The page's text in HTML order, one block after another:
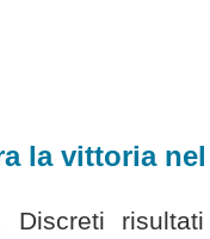
la vittoria
Discreti